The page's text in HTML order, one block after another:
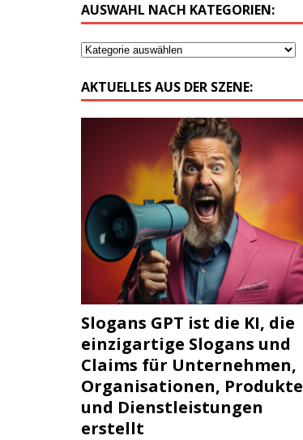
AUSWAHL NACH KATEGORIEN:
AKTUELLES AUS DER SZENE:
Slogans GPT ist die KI, die
einzigartige Slogans und
Claims für Unternehmen,
Organisationen, Produkte
und Dienstleistungen
erstellt